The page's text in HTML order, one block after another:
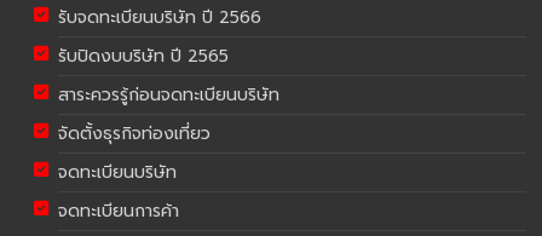
รับจดทะเบียนบริษัท ปี 2566
รับปิดงบบริษัท ปี 2565
สาระควรรู้ก่อนจดทะเบียนบริษัท
จัดตั้งธุรกิจท่องเที่ยว
จดทะเบียนบริษัท
จดทะเบียนการค้า